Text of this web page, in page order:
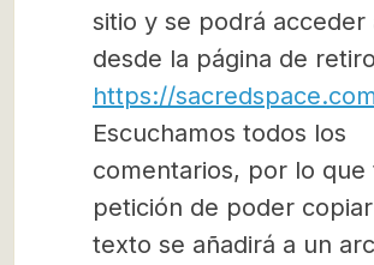
sitio y se podrá acceder
desde la página de
https://
Escuchamos todos los
comentarios, por lo que
petición de poder
texto se añadirá a un